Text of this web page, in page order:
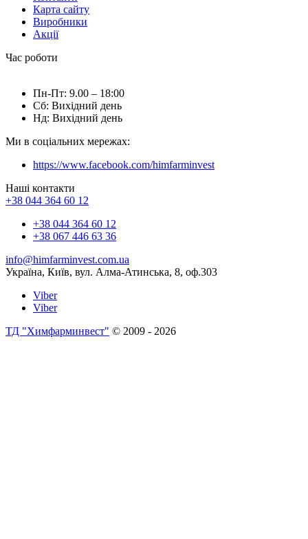
Карта сайту
Виробники
Акції
Час роботи
Пн-Пт: 9.00 – 18:00
Сб: Вихідний день
Нд: Вихідний день
Ми в соціальних мережах:
https://www.facebook.com/himfarminvest
Наші контакти
+38 044 364 60 12
+38 044 364 60 12
+38 067 446 63 36
info@himfarminvest.com.ua
Україна, Київ, вул. Алма-Атинська, 8, оф.303
Viber
Viber
ТД "Химфарминвест" © 2009 - 2026